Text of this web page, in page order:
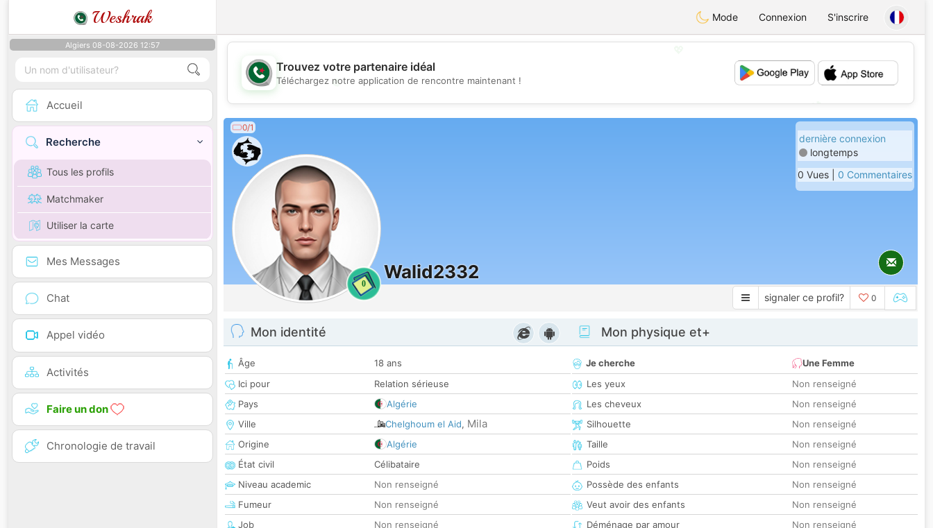
Weshrak Mode Connexion S'inscrire
Algiers 08-08-2026 12:57
Accueil
Recherche
Tous les profils
Matchmaker
Utiliser la carte
Mes Messages
Chat
Appel vidéo
Activités
Faire un don
Chronologie de travail
💖
💕
Trouvez votre partenaire idéal
Téléchargez notre application de rencontre maintenant !
0/1
0
Walid2332
dernière connexion
longtemps
0 Vues | 0 Commentaires
signaler ce profil? 0
Mon identité
Âge
18 ans
Ici pour
Relation sérieuse
Pays
Algérie
Ville
Chelghoum el Aid, Mila
Origine
Algérie
État civil
Célibataire
Niveau academic
Non renseigné
Fumeur
Non renseigné
Job
Non renseigné
Mon physique et+
Je cherche
Une Femme
Les yeux
Non renseigné
Les cheveux
Non renseigné
Silhouette
Non renseigné
Taille
Non renseigné
Poids
Non renseigné
Possède des enfants
Non renseigné
Veut avoir des enfants
Non renseigné
Déménage par amour
Non renseigné